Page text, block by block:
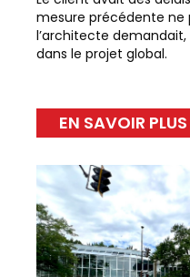
mesure précédente ne
l’architecte
dans le projet global.
EN SAVOIR PLUS